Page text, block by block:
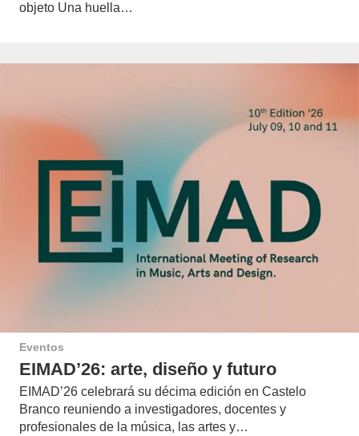
objeto Una huella…
Eventos
EIMAD’26: arte, diseño y futuro
EIMAD’26 celebrará su décima edición en Castelo
Branco reuniendo a investigadores, docentes y
profesionales de la música, las artes y…